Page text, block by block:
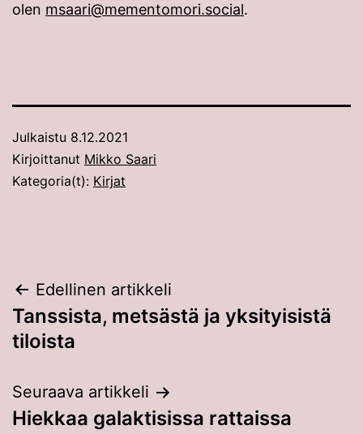
olen msaari@mementomori.social.
Julkaistu 8.12.2021
Kirjoittanut Mikko Saari
Kategoria(t): Kirjat
Artikkelien
selaus
Edellinen artikkeli
Tanssista, metsästä ja yksityisistä
tiloista
Seuraava artikkeli
Hiekkaa galaktisissa rattaissa